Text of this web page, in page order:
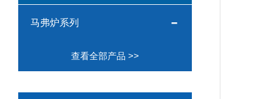
马弗炉系列
查看全部产品 >>